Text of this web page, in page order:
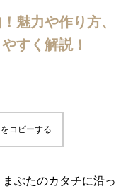
魅力や作り方、
すく解説！
コピーする
ぶたのカタチに沿っ